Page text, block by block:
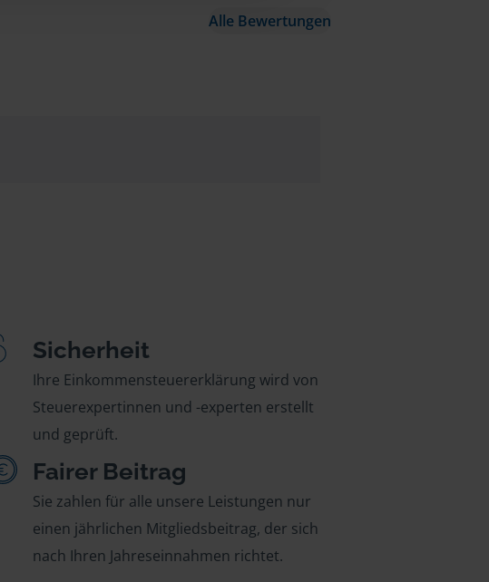
Alle Bewertungen
Sicherheit
Ihre Einkommensteuererklärung wird von
Steuerexpertinnen und -experten erstellt
und geprüft.
Fairer Beitrag
Sie zahlen für alle unsere Leistungen nur
einen jährlichen Mitgliedsbeitrag, der sich
nach Ihren Jahreseinnahmen richtet.